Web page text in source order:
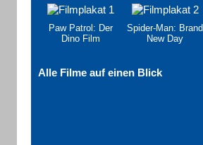
Paw Patrol: Der
Dino Film
Spider-Man: Brand
New Day
Alle Filme auf einen Blick